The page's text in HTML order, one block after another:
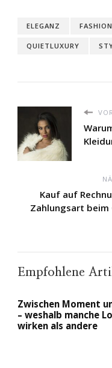
ELEGANZ FASHION
QUIETLUXURY
Kauf auf
Zahlungsart beim
Empfohlene
Zwischen Moment
– weshalb manche
wirken als andere